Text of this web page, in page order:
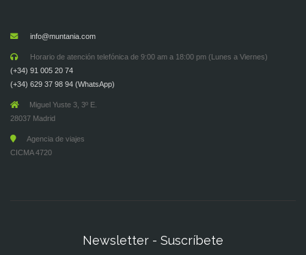
info@muntania.com
Horario de atención telefónica de 9:00 am a 18:00 pm (Lunes a Viernes)
(+34) 91 005 20 74
(+34) 629 37 98 94 (WhatsApp)
Miguel Yuste 3, 3º E.
28037 Madrid
Agencia de viajes
CICMA 4720
Newsletter - Suscríbete